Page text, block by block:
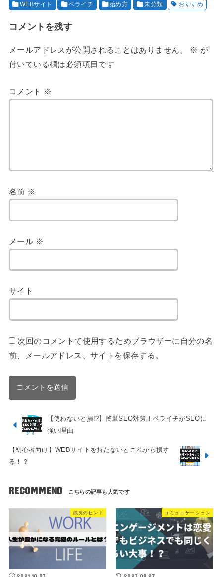
WEBサイト ペライチ 始め方 未分類 おすすめ
コメントを残す
メールアドレスが公開されることはありません。 ※ が
付いている欄は必須項目です
コメント ※
名前 ※
メール ※
サイト
次回のコメントで使用するためブラウザーに自分の名
前、メールアドレス、サイトを保存する。
【使わないと損!?】簡単SEO対策！ペライチがSEOに
強い理由
【初心者向け】WEBサイトを持たないとこれから損す
る！？
RECOMMEND
成長のヒント
2021.10.03
コミュニケーション
2023.08.27